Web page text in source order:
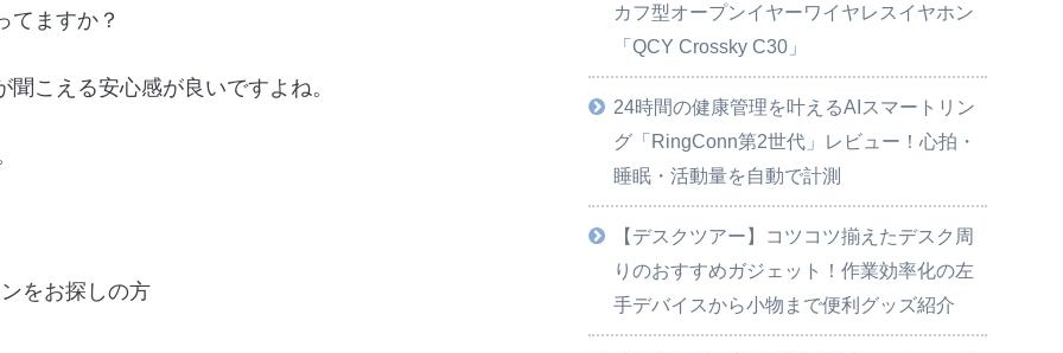
てますか？
こえる安心感が良いですよね。
をお探しの方
カフ型オープンイヤーワイヤレスイヤホン
「QCY Crossky C30」
24時間の健康管理を叶えるAIスマートリン
グ「RingConn第2世代」レビュー！心拍・
睡眠・活動量を自動で計測
【デスクツアー】コツコツ揃えたデスク周
りのおすすめガジェット！作業効率化の左
手デバイスから小物まで便利グッズ紹介